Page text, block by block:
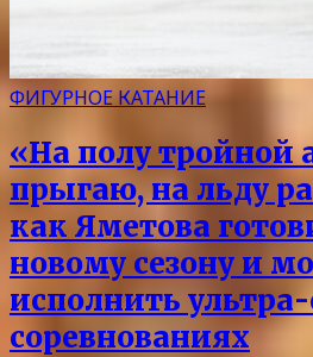
ФИГУРНОЕ КАТАНИЕ
«На полу тройной
прыгаю, на льду
как Яметова
новому сезону и
исполнить
соревнованиях